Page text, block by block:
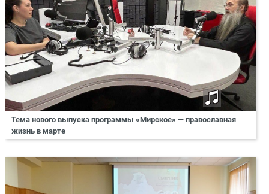
Тема нового выпуска программы «Мирское» — православная
жизнь в марте